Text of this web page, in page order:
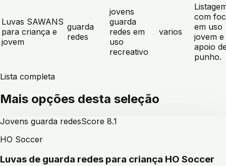
Luvas SAWANS
para criança e
jovem
guarda
redes
jovens
guarda
redes em
uso
recreativo
varios
com
em uso
jovem e
apoio
punho.
Lista completa
Mais opções desta seleção
Jovens guarda redesScore 8.1
HO Soccer
Luvas de guarda redes para criança HO Soccer